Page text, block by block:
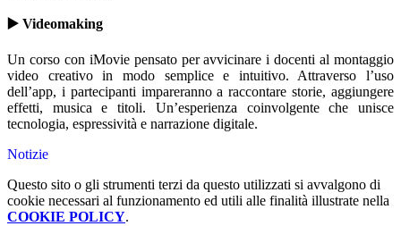
▶️ Videomaking
Un corso con iMovie pensato per avvicinare i docenti al montaggio
video creativo in modo semplice e intuitivo. Attraverso l’uso
dell’app, i partecipanti impareranno a raccontare storie, aggiungere
effetti, musica e titoli. Un’esperienza coinvolgente che unisce
tecnologia, espressività e narrazione digitale.
Notizie
Questo sito o gli strumenti terzi da questo utilizzati si avvalgono di
cookie necessari al funzionamento ed utili alle finalità illustrate nella
COOKIE POLICY.